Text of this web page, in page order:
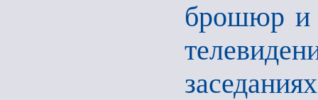
брошюр и